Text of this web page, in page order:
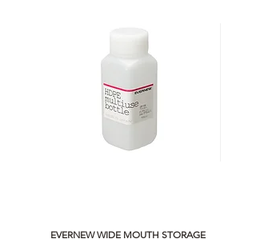
EVERNEW WIDE MOUTH STORAGE